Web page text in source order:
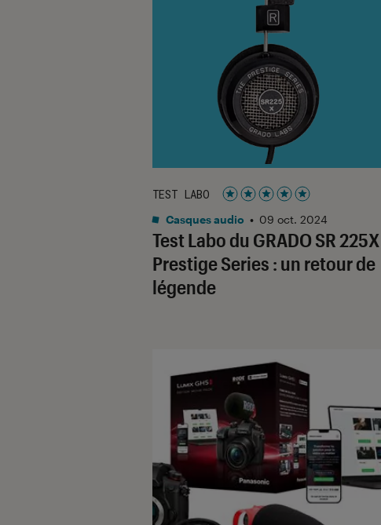
Test Labo du GRADO SR 225X
Prestige Series : un retour de
légende
TEST LABO
Noté 5 étoiles sur 5
Casques audio • 09 oct. 2024